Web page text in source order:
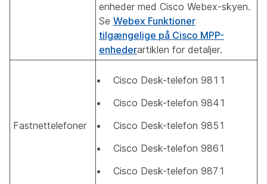
enheder med Cisco Webex-skyen.
Se Webex Funktioner
tilgængelige på Cisco MPP-
enhederartiklen for detaljer.
Fastnettelefoner
Cisco Desk-telefon 9811
Cisco Desk-telefon 9841
Cisco Desk-telefon 9851
Cisco Desk-telefon 9861
Cisco Desk-telefon 9871